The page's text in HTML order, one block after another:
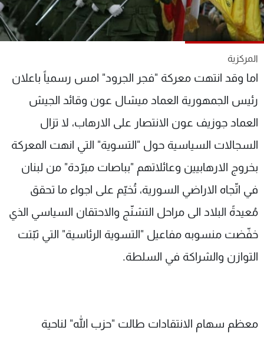
المركزية
اما وقد انتهت معركة "فجر الجرود" امس رسمياً باعلان
رئيس الجمهورية العماد ميشال عون وقائد الجيش
العماد جوزيف عون الانتصار على الارهاب، لا تزال
السجالات السياسية حول "التسوية" التي انهت المعركة
بخروج الارهابيين وعائلاتهم "بباصات مبرّدة" من لبنان
في اتّجاه الاراضي السورية، تُخيّم على اجواء ما تحقق
مُعيدةً البلاد الى مراحل التشنّج والاحتقان السياسي الذي
خفّضت منسوبه مفاعيل "التسوية الرئاسية" التي ثبّتت
التوازن والشراكة في السلطة.
معظم سهام الانتقادات طالت "حزب الله" لناحية
شاهد البرامج
الترددات
عن MTV
الإنـتـاج
تواصل معنا
سياسة الخصوصية